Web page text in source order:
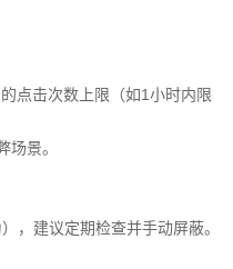
点击次数上限（如1小时内限
景。
，建议定期检查并手动屏蔽。